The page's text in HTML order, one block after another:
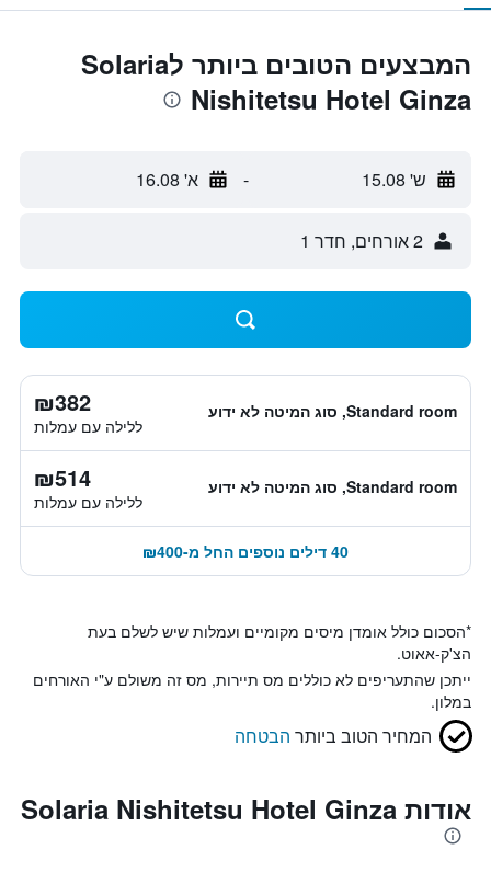
המבצעים הטובים ביותר לSolaria
Nishitetsu Hotel Ginza
ש' 15.08 - א' 16.08
2 אורחים, חדר 1
Standard room, סוג המיטה לא ידוע ₪382
ללילה עם עמלות
Standard room, סוג המיטה לא ידוע ₪514
ללילה עם עמלות
40 דילים נוספים החל מ-₪400
*הסכום כולל אומדן מיסים מקומיים ועמלות שיש לשלם בעת
הצ'ק-אאוט.
ייתכן שהתעריפים לא כוללים מס תיירות, מס זה משולם ע"י האורחים
במלון.
המחיר הטוב ביותר הבטחה
אודות Solaria Nishitetsu Hotel Ginza